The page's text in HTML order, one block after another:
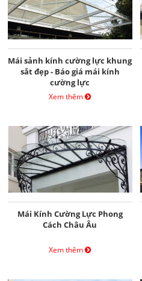
Mái sảnh kính cường lực khung
sắt đẹp - Báo giá mái kính
cường lực
Xem thêm
Mái Kính Cường Lực Phong
Cách Châu Âu
Xem thêm